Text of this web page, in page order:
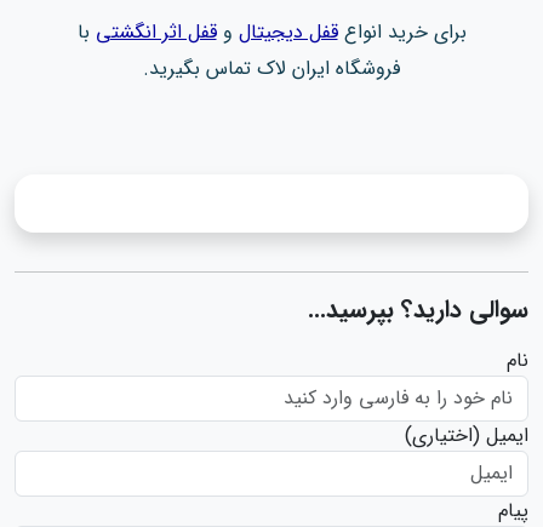
برای خرید انواعقفل دیجیتال وقفل اثر انگشتی با
فروشگاه ایران لاک تماس بگیرید.
سوالی دارید؟ بپرسید...
نام
ایمیل (اختیاری)
پیام